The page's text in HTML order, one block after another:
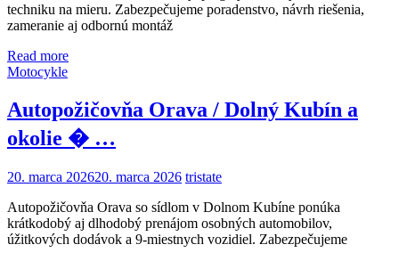
techniku na mieru. Zabezpečujeme poradenstvo, návrh riešenia,
zameranie aj odbornú montáž
Read more
Motocykle
Autopožičovňa Orava / Dolný Kubín a
okolie � …
20. marca 202620. marca 2026 tristate
Autopožičovňa Orava so sídlom v Dolnom Kubíne ponúka
krátkodobý aj dlhodobý prenájom osobných automobilov,
úžitkových dodávok a 9-miestnych vozidiel. Zabezpečujeme